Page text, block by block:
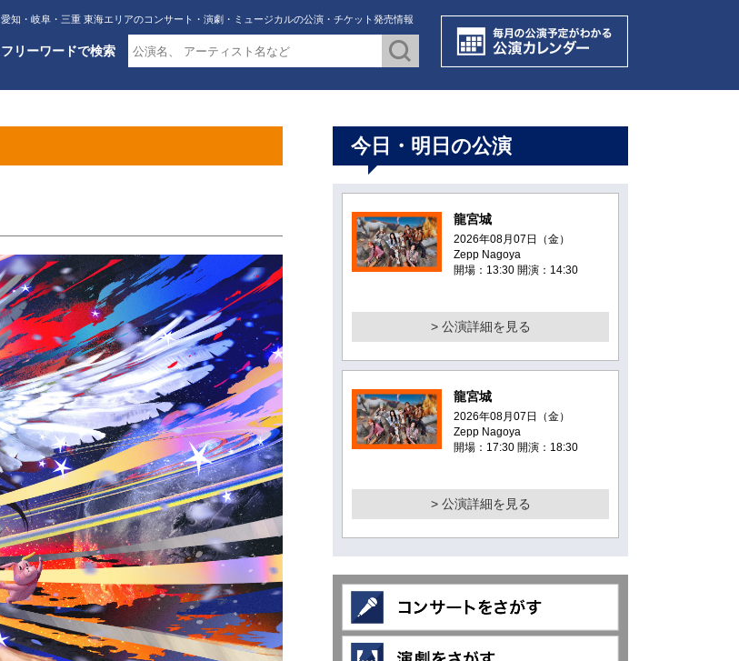
愛知・岐阜・三重 東海エリアのコンサート・演劇・ミュージカルの公演・チケット発売情報
フリーワードで検索
今日・明日の公演
龍宮城
2026年08月07日（金）
Zepp Nagoya
開場：13:30 開演：14:30
> 公演詳細を見る
龍宮城
2026年08月07日（金）
Zepp Nagoya
開場：17:30 開演：18:30
> 公演詳細を見る